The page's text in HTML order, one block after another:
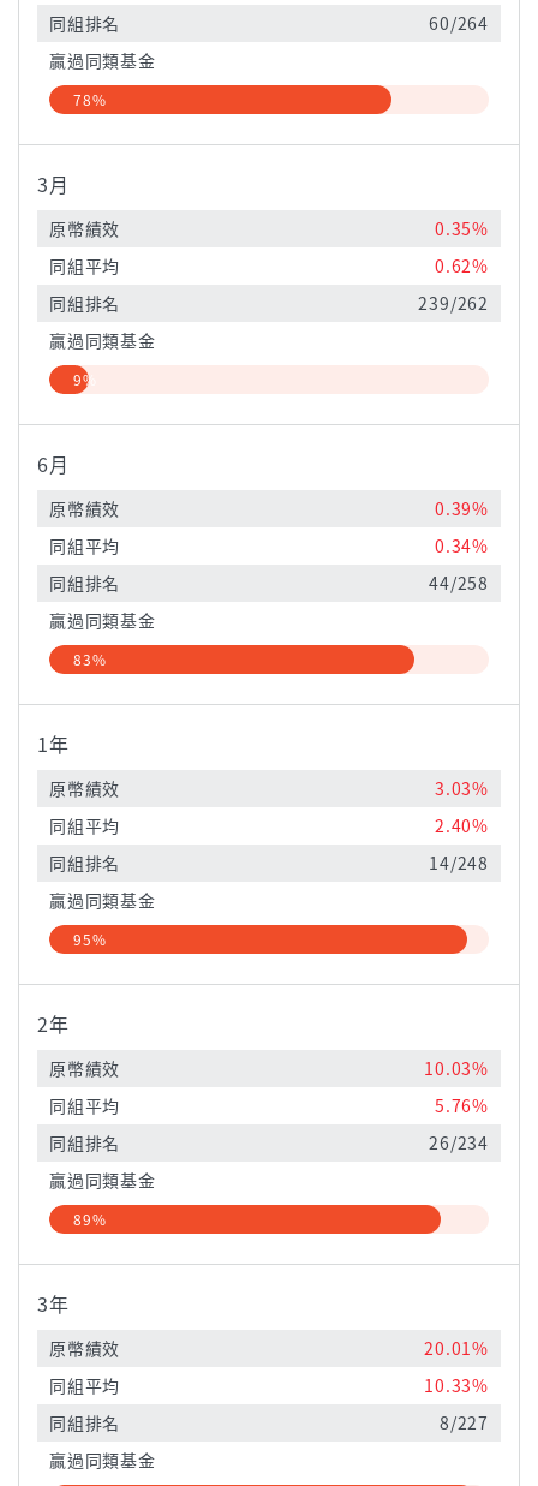
同組排名
60/264
贏過同類基金
78%
3月
原幣績效
0.35%
同組平均
0.62%
同組排名
239/262
贏過同類基金
9%
6月
原幣績效
0.39%
同組平均
0.34%
同組排名
44/258
贏過同類基金
83%
1年
原幣績效
3.03%
同組平均
2.40%
同組排名
14/248
贏過同類基金
95%
2年
原幣績效
10.03%
同組平均
5.76%
同組排名
26/234
贏過同類基金
89%
3年
原幣績效
20.01%
同組平均
10.33%
同組排名
8/227
贏過同類基金